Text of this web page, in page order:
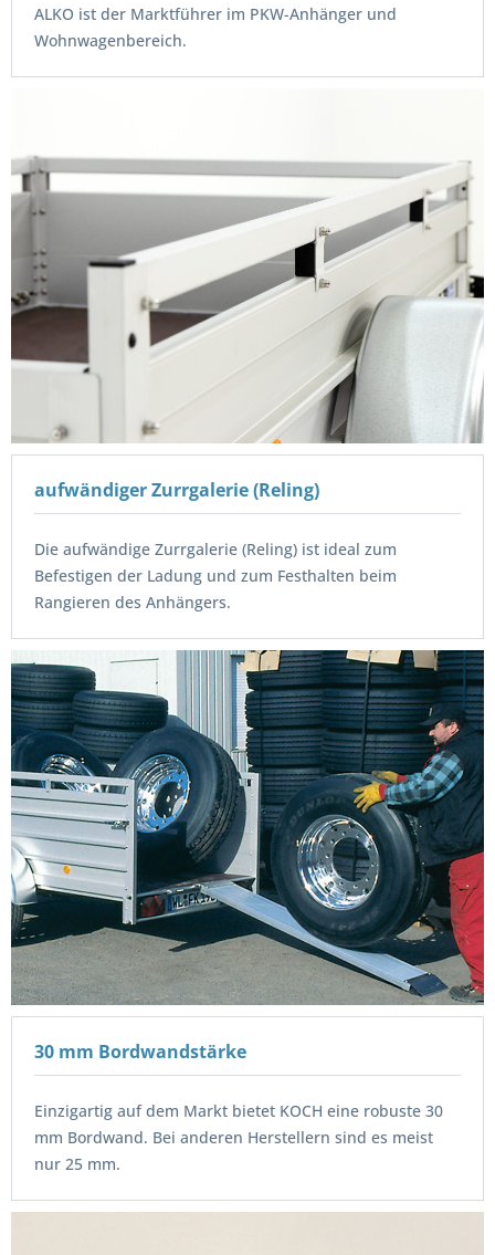
ALKO ist der Marktführer im PKW-Anhänger und
Wohnwagenbereich.
aufwändiger Zurrgalerie (Reling)
Die aufwändige Zurrgalerie (Reling) ist ideal zum
Befestigen der Ladung und zum Festhalten beim
Rangieren des Anhängers.
30 mm Bordwandstärke
Einzigartig auf dem Markt bietet KOCH eine robuste 30
mm Bordwand. Bei anderen Herstellern sind es meist
nur 25 mm.